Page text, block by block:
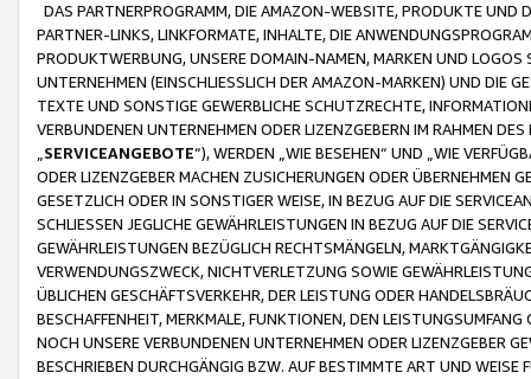
DAS PARTNERPROGRAMM, DIE AMAZON-WEBSITE, PRODUKTE UND
PARTNER-LINKS, LINKFORMATE, INHALTE, DIE
PRODUKTWERBUNG, UNSERE DOMAIN-NAMEN, MARKEN UND
UNTERNEHMEN (EINSCHLIESSLICH DER AMAZON-MARKEN) UND DIE
TEXTE UND SONSTIGE GEWERBLICHE SCHUTZRECHTE,
VERBUNDENEN UNTERNEHMEN ODER LIZENZGEBERN IM RAHMEN
SERVICEANGEBOTE“), WERDEN „WIE BESEHEN“ UND „WIE
ODER LIZENZGEBER MACHEN ZUSICHERUNGEN ODER ÜBERNEHMEN
GESETZLICH ODER IN SONSTIGER WEISE, IN BEZUG AUF DIE
SCHLIESSEN JEGLICHE GEWÄHRLEISTUNGEN IN BEZUG AUF DIE
GEWÄHRLEISTUNGEN BEZÜGLICH RECHTSMÄNGELN,
VERWENDUNGSZWECK, NICHTVERLETZUNG SOWIE
ÜBLICHEN GESCHÄFTSVERKEHR, DER LEISTUNG ODER
BESCHAFFENHEIT, MERKMALE, FUNKTIONEN, DEN
NOCH UNSERE VERBUNDENEN UNTERNEHMEN ODER LIZENZGEBER
BESCHRIEBEN DURCHGÄNGIG BZW. AUF BESTIMMTE ART UND